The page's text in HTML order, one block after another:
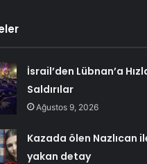
İsrail’den Lübnan’a
Saldırılar
Ağustos 9, 2026
Kazada ölen Nazlıcan
yakan detay